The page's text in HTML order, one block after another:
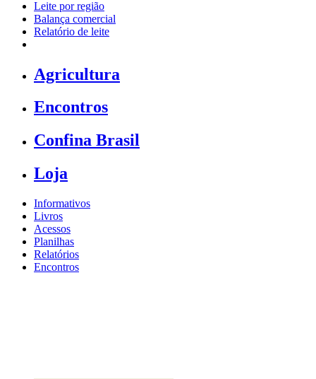
Leite por região
Balança comercial
Relatório de leite
Agricultura
Encontros
Confina Brasil
Loja
Informativos
Livros
Acessos
Planilhas
Relatórios
Encontros